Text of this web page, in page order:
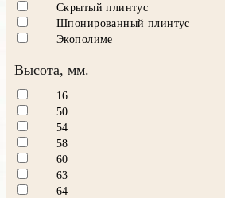
Скрытый плинтус
Шпонированный плинтус
Экополиме
Высота, мм.
16
50
54
58
60
63
64